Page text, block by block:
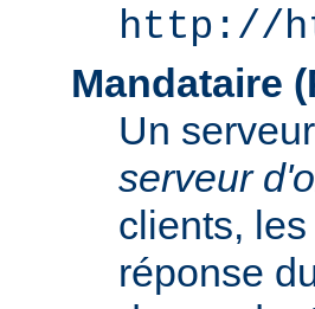
http://
Mandataire
Un
serveur
clients,
réponse